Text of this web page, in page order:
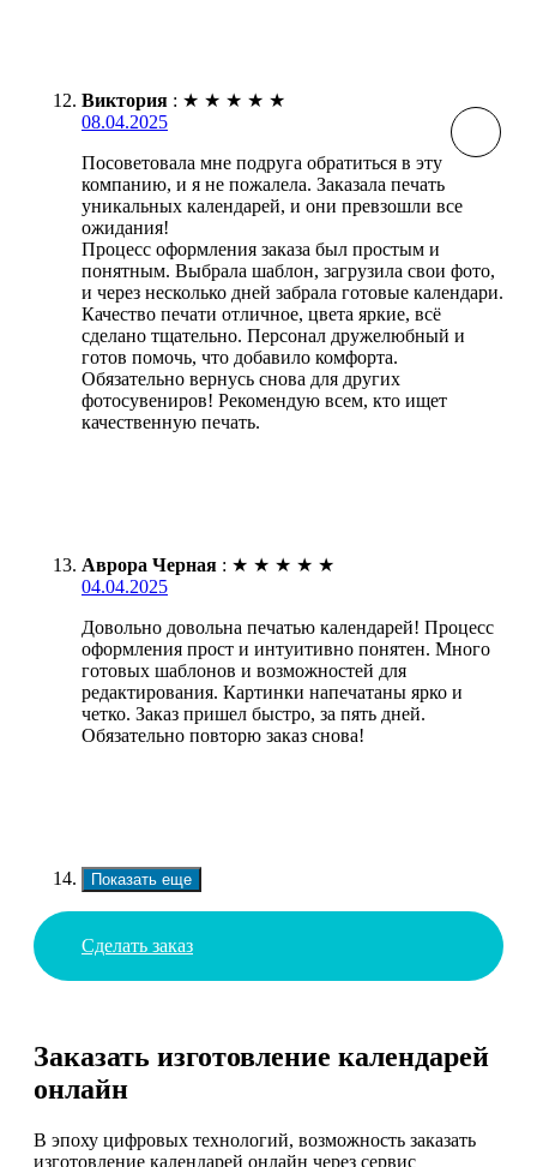
Виктория : ★ ★ ★ ★ ★
08.04.2025
Посоветовала мне подруга обратиться в эту
компанию, и я не пожалела. Заказала печать
уникальных календарей, и они превзошли все
ожидания!
Процесс оформления заказа был простым и
понятным. Выбрала шаблон, загрузила свои фото,
и через несколько дней забрала готовые календари.
Качество печати отличное, цвета яркие, всё
сделано тщательно. Персонал дружелюбный и
готов помочь, что добавило комфорта.
Обязательно вернусь снова для других
фотосувениров! Рекомендую всем, кто ищет
качественную печать.
Аврора Черная : ★ ★ ★ ★ ★
04.04.2025
Довольно довольна печатью календарей! Процесс
оформления прост и интуитивно понятен. Много
готовых шаблонов и возможностей для
редактирования. Картинки напечатаны ярко и
четко. Заказ пришел быстро, за пять дней.
Обязательно повторю заказ снова!
Показать еще
Сделать заказ
Заказать изготовление календарей
онлайн
В эпоху цифровых технологий, возможность заказать
изготовление календарей онлайн через сервис